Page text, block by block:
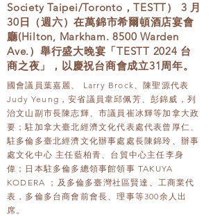
Society Taipei/Toronto，TESTT） 3 月
30日（週六）在萬錦市希爾頓酒店宴會
廳(Hilton, Markham. 8500 Warden
Ave.）舉行盛大晚宴「TESTT 2024 台
商之夜」，以慶祝台商會成立31周年。
國會議員葉嘉麗、 Larry Brock、陳聖源代表
Judy Yeung，安省議員韋邱佩芳、彭錦威，列
治文山副市長陳志輝、市議員崔冰輝等加拿大政
要；駐加拿大臺北經濟文化代表處代表曾厚仁、
駐多倫多臺北經濟文化辦事處處長陳錦玲、辦事
處文化中心 主任藍柏青、台貿中心主任李身
偉；日本駐多倫多總領事館領事 TAKUYA
KODERA ；及多倫多臺灣社區賢達、工商業代
表，多倫多台商會前會長、理事等300余人出
席。